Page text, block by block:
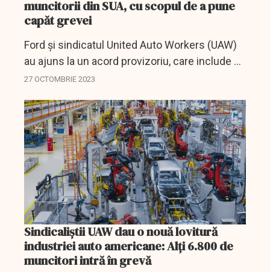
muncitorii din SUA, cu scopul de a pune
capăt grevei
Ford și sindicatul United Auto Workers (UAW)
au ajuns la un acord provizoriu, care include o
creștere salarială record, pentru a pune capăt
27 OCTOMBRIE 2023
Sindicaliștii UAW dau o nouă lovitură
industriei auto americane: Alți 6.800 de
muncitori intră în grevă